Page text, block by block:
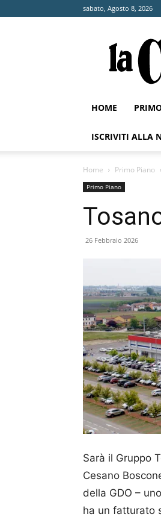
sabato, Agosto 8, 2026
HOME
ISCRIVITI ALLA
Home Primo Piano
Primo Piano
26 Febbraio 2026
Sarà il Gruppo
Cesano
della GDO –
ha un fatturato